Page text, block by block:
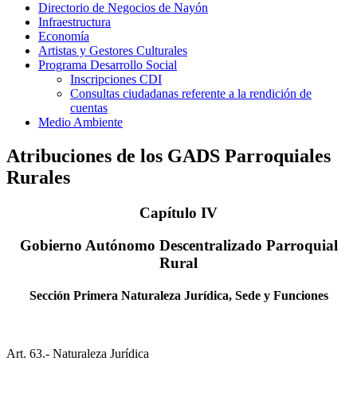
Directorio de Negocios de Nayón
Infraestructura
Economía
Artistas y Gestores Culturales
Programa Desarrollo Social
Inscripciones CDI
Consultas ciudadanas referente a la rendición de
cuentas
Medio Ambiente
Atribuciones de los GADS Parroquiales
Rurales
Capítulo IV
Gobierno Autónomo Descentralizado Parroquial
Rural
Sección Primera Naturaleza Jurídica, Sede y Funciones
Art. 63.- Naturaleza Jurídica